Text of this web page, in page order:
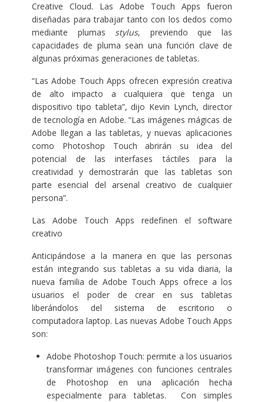
Creative Cloud. Las Adobe Touch Apps fueron
diseñadas para trabajar tanto con los dedos como
mediante plumas stylus, previendo que las
capacidades de pluma sean una función clave de
algunas próximas generaciones de tabletas.
“Las Adobe Touch Apps ofrecen expresión creativa
de alto impacto a cualquiera que tenga un
dispositivo tipo tableta”, dijo Kevin Lynch, director
de tecnología en Adobe. “Las imágenes mágicas de
Adobe llegan a las tabletas, y nuevas aplicaciones
como Photoshop Touch abrirán su idea del
potencial de las interfases táctiles para la
creatividad y demostrarán que las tabletas son
parte esencial del arsenal creativo de cualquier
persona”.
Las Adobe Touch Apps redefinen el software
creativo
Anticipándose a la manera en que las personas
están integrando sus tabletas a su vida diaria, la
nueva familia de Adobe Touch Apps ofrece a los
usuarios el poder de crear en sus tabletas
liberándolos del sistema de escritorio o
computadora laptop. Las nuevas Adobe Touch Apps
son:
Adobe Photoshop Touch: permite a los usuarios
transformar imágenes con funciones centrales
de Photoshop en una aplicación hecha
especialmente para tabletas. Con simples